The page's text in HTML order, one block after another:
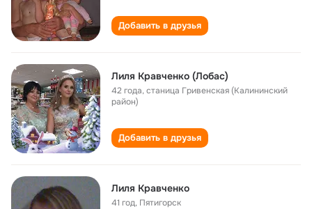
Добавить в друзья
Лиля Кравченко (Лобас)
42 года,станица Гривенская (Калининский
район)
Добавить в друзья
Лиля Кравченко
41 год, Пятигорск